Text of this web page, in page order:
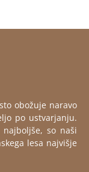
obožuje naravo
po ustvarjanju.
so naši
lesa najvišje